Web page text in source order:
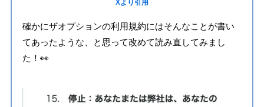
Xより引用
確かにザオプションの利用規約にはそんなことが書い
てあったような、と思って改めて読み直してみまし
た！👀